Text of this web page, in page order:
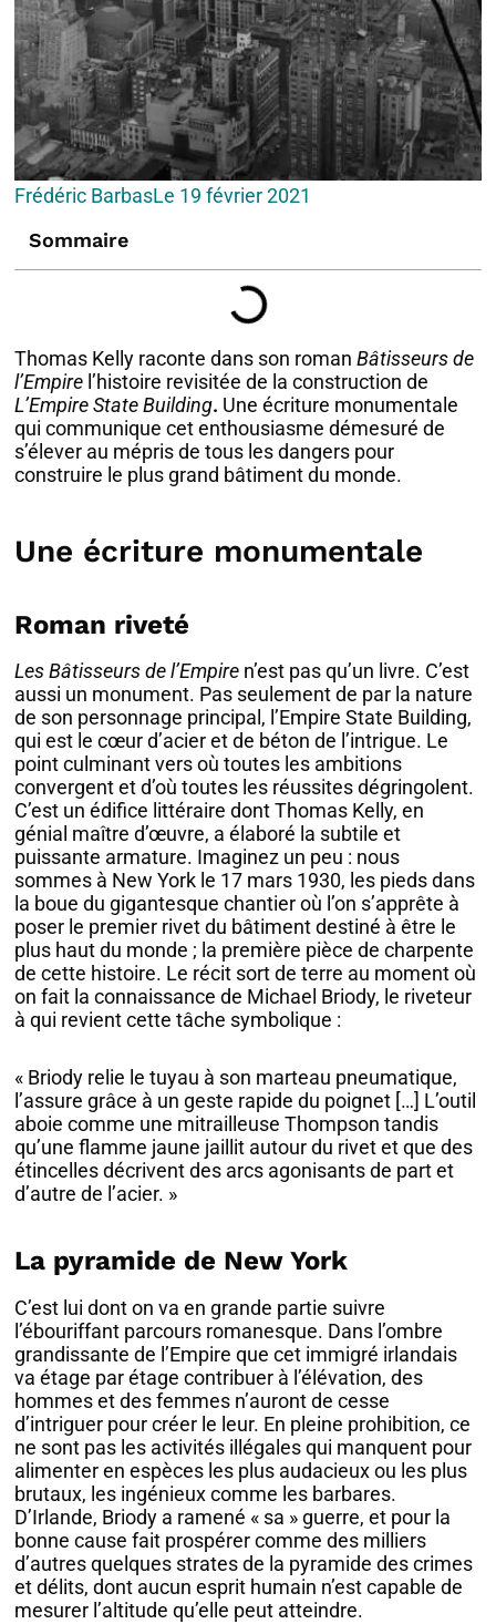
Frédéric BarbasLe 19 février 2021
Sommaire
Thomas Kelly raconte dans son roman Bâtisseurs de
l’Empire l’histoire revisitée de la construction de
L’Empire State Building. Une écriture monumentale
qui communique cet enthousiasme démesuré de
s’élever au mépris de tous les dangers pour
construire le plus grand bâtiment du monde.
Une écriture monumentale
Roman riveté
Les Bâtisseurs de l’Empire n’est pas qu’un livre. C’est
aussi un monument. Pas seulement de par la nature
de son personnage principal, l’Empire State Building,
qui est le cœur d’acier et de béton de l’intrigue. Le
point culminant vers où toutes les ambitions
convergent et d’où toutes les réussites dégringolent.
C’est un édifice littéraire dont Thomas Kelly, en
génial maître d’œuvre, a élaboré la subtile et
puissante armature. Imaginez un peu : nous
sommes à New York le 17 mars 1930, les pieds dans
la boue du gigantesque chantier où l’on s’apprête à
poser le premier rivet du bâtiment destiné à être le
plus haut du monde ; la première pièce de charpente
de cette histoire. Le récit sort de terre au moment où
on fait la connaissance de Michael Briody, le riveteur
à qui revient cette tâche symbolique :
« Briody relie le tuyau à son marteau pneumatique,
l’assure grâce à un geste rapide du poignet […] L’outil
aboie comme une mitrailleuse Thompson tandis
qu’une flamme jaune jaillit autour du rivet et que des
étincelles décrivent des arcs agonisants de part et
d’autre de l’acier. »
La pyramide de New York
C’est lui dont on va en grande partie suivre
l’ébouriffant parcours romanesque. Dans l’ombre
grandissante de l’Empire que cet immigré irlandais
va étage par étage contribuer à l’élévation, des
hommes et des femmes n’auront de cesse
d’intriguer pour créer le leur. En pleine prohibition, ce
ne sont pas les activités illégales qui manquent pour
alimenter en espèces les plus audacieux ou les plus
brutaux, les ingénieux comme les barbares.
D’Irlande, Briody a ramené « sa » guerre, et pour la
bonne cause fait prospérer comme des milliers
d’autres quelques strates de la pyramide des crimes
et délits, dont aucun esprit humain n’est capable de
mesurer l’altitude qu’elle peut atteindre.